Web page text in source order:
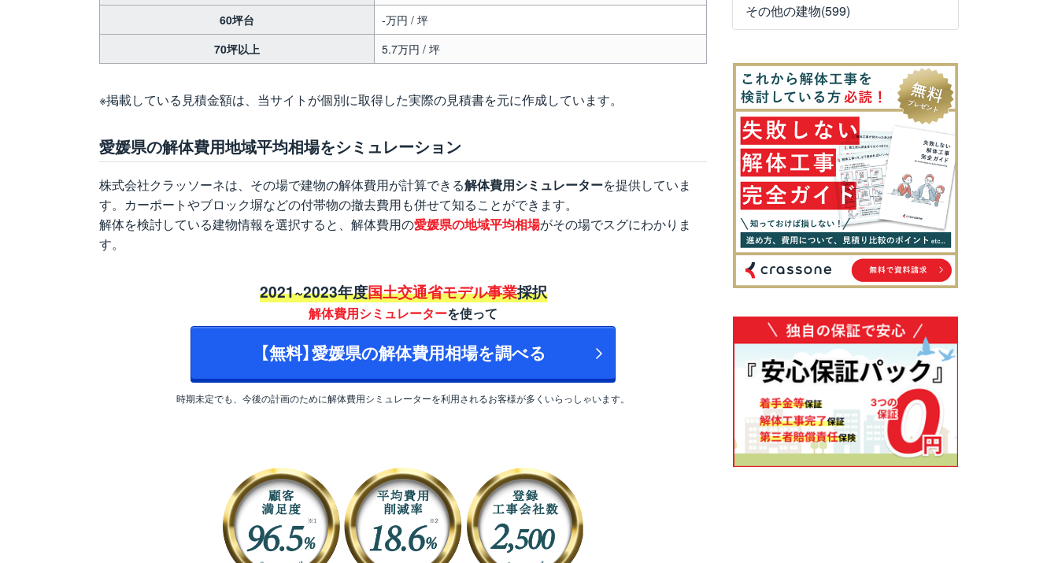
60坪台
-万円 / 坪
70坪以上
5.7万円 / 坪
※掲載している見積金額は、当サイトが個別に取得した実際の見積書を元に作成しています。
愛媛県の解体費用地域平均相場をシミュレーション
株式会社クラッソーネは、その場で建物の解体費用が計算できる解体費用シミュレーターを提供していま
す。カーポートやブロック塀などの付帯物の撤去費用も併せて知ることができます。
解体を検討している建物情報を選択すると、解体費用の愛媛県の地域平均相場がその場でスグにわかりま
す。
2021~2023年度国土交通省モデル事業採択
解体費用シミュレーターを使って
【無料】愛媛県の解体費用相場を調べる
時期未定でも、今後の計画のために解体費用シミュレーターを利用されるお客様が多くいらっしゃいます。
その他の建物(599)